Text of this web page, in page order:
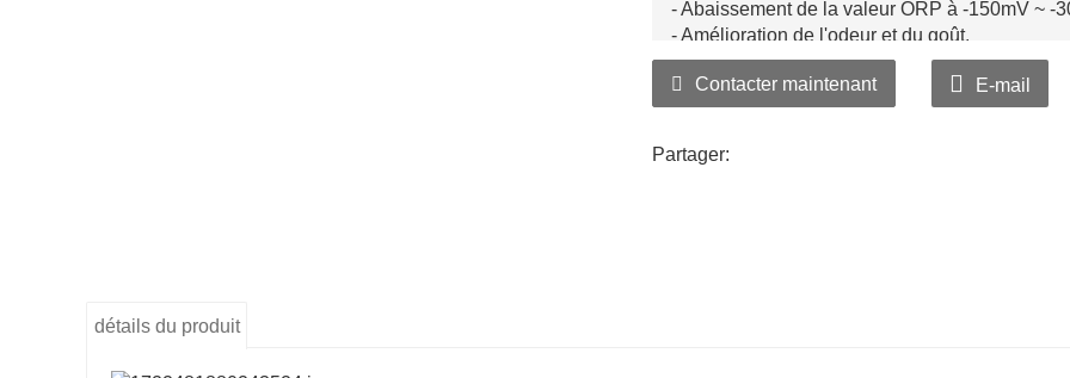
- Abaissement de la valeur ORP à -150mV ~ -
- Amélioration de l'odeur et du goût.
Contacter maintenant E-mail
Partager:
détails du produit